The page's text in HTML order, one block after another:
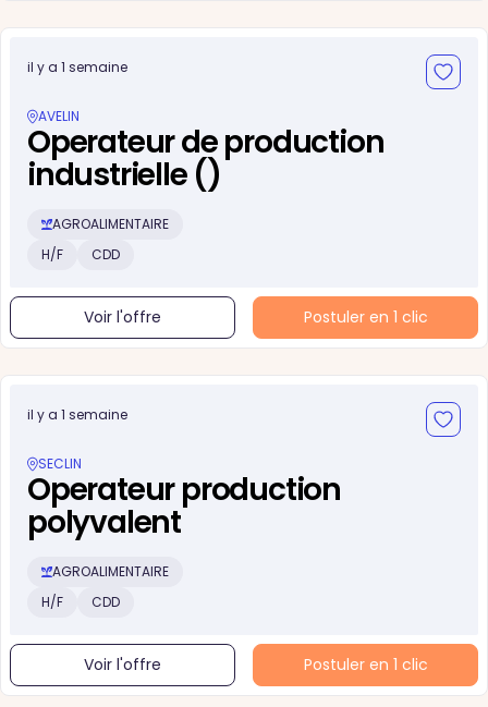
il y a 1 semaine
AVELIN
Operateur de production
industrielle ()
AGROALIMENTAIRE
H/F
CDD
Voir l'offre Postuler en 1 clic
il y a 1 semaine
SECLIN
Operateur production
polyvalent
AGROALIMENTAIRE
H/F
CDD
Voir l'offre Postuler en 1 clic